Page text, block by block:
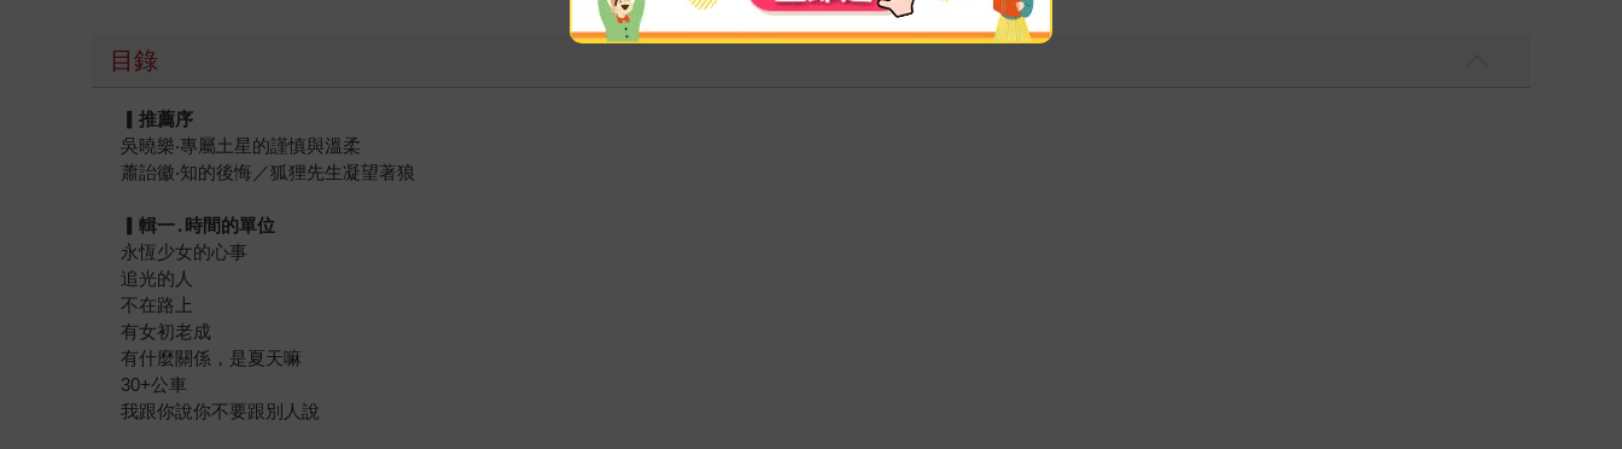
目錄
▎推薦序
吳曉樂‧專屬土星的謹慎與溫柔
蕭詒徽‧知的後悔／狐狸先生凝望著狼
▎輯一․ 時間的單位
永恆少女的心事
追光的人
不在路上
有女初老成
有什麼關係，是夏天嘛
30+公車
我跟你說你不要跟別人說